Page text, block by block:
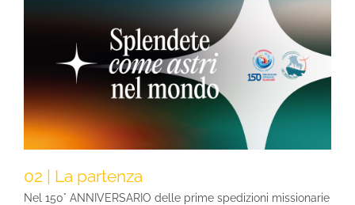
02 | La partenza
Nel 150° ANNIVERSARIO delle prime spedizioni missionarie